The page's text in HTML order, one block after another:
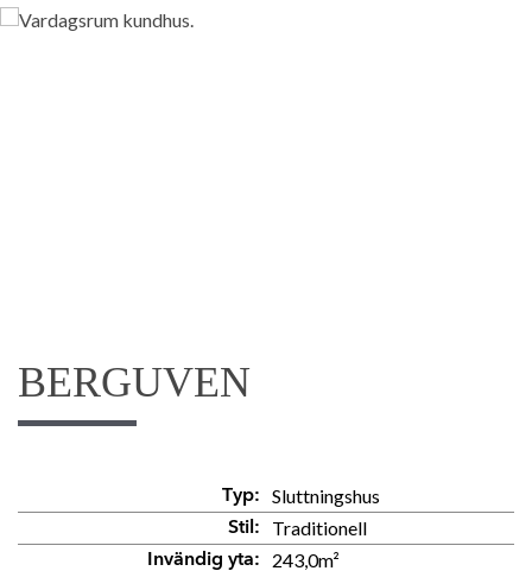
BERGUVEN
Typ: Sluttningshus
Stil: Traditionell
Invändig yta: 243,0m²